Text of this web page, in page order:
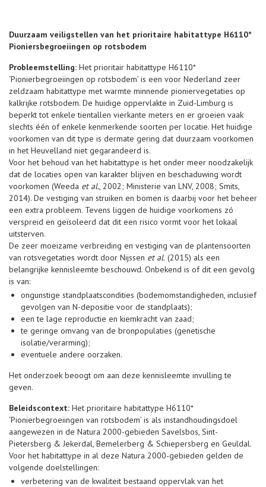
Duurzaam veiligstellen van het prioritaire habitattype H6110*
Pioniersbegroeiingen op rotsbodem
Probleemstelling: Het prioritair habitattype H6110*
‘Pionierbegroeiingen op rotsbodem’ is een voor Nederland zeer
zeldzaam habitattype met warmte minnende pioniervegetaties op
kalkrijke rotsbodem. De huidige oppervlakte in Zuid-Limburg is
beperkt tot enkele tientallen vierkante meters en er groeien vaak
slechts één of enkele kenmerkende soorten per locatie. Het huidige
voorkomen van dit type is dermate gering dat duurzaam voorkomen
in het Heuvelland niet gegarandeerd is.
Voor het behoud van het habitattype is het onder meer noodzakelijk
dat de locaties open van karakter blijven en beschaduwing wordt
voorkomen (Weeda et al., 2002; Ministerie van LNV, 2008; Smits,
2014). De vestiging van struiken en bomen is daarbij voor het beheer
een extra probleem. Tevens liggen de huidige voorkomens zó
verspreid en geïsoleerd dat dit een risico vormt voor het lokaal
uitsterven.
De zeer moeizame verbreiding en vestiging van de plantensoorten
van rotsvegetaties wordt door Nijssen et al. (2015) als een
belangrijke kennisleemte beschouwd. Onbekend is of dit een gevolg
is van:
ongunstige standplaatscondities (bodemomstandigheden, inclusief
gevolgen van N-depositie voor de standplaats);
een te lage reproductie en kiemkracht van zaad;
te geringe omvang van de bronpopulaties (genetische
isolatie/verarming);
eventuele andere oorzaken.
Het onderzoek beoogt om aan deze kennisleemte invulling te
geven.
Beleidscontext: Het prioritaire habitattype H6110*
‘Pionierbegroeiingen van rotsbodem’ is als instandhoudingsdoel
aangewezen in de Natura 2000-gebieden Savelsbos, Sint-
Pietersberg & Jekerdal, Bemelerberg & Schiepersberg en Geuldal.
Voor het habitattype in al deze Natura 2000-gebieden gelden de
volgende doelstellingen:
verbetering van de kwaliteit bestaand oppervlak van het